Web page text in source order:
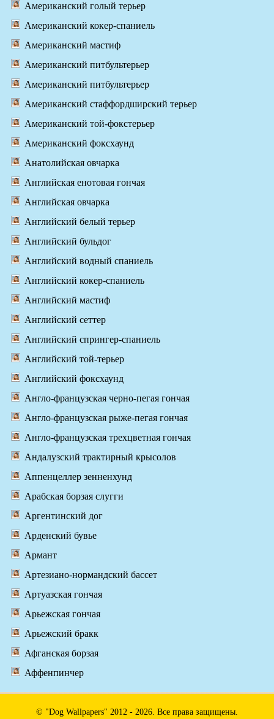
Американский голый терьер
Американский кокер-спаниель
Американский мастиф
Американский питбультерьер
Американский питбультерьер
Американский стаффордширский терьер
Американский той-фокстерьер
Американский фоксхаунд
Анатолийская овчарка
Английская енотовая гончая
Английская овчарка
Английский белый терьер
Английский бульдог
Английский водный спаниель
Английский кокер-спаниель
Английский мастиф
Английский сеттер
Английский спрингер-спаниель
Английский той-терьер
Английский фоксхаунд
Англо-французская черно-пегая гончая
Англо-французская рыже-пегая гончая
Англо-французская трехцветная гончая
Андалузский трактирный крысолов
Аппенцеллер зенненхунд
Арабская борзая слугги
Аргентинский дог
Арденский бувье
Армант
Артезиано-нормандский бассет
Артуазская гончая
Арьежская гончая
Арьежский бракк
Афганская борзая
Аффенпинчер
© "Dog Wallpapers" 2012 - 2026. Все права защищены.